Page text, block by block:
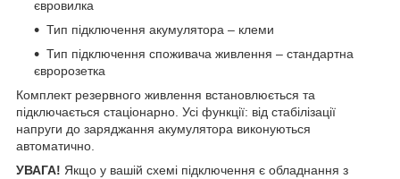
євровилка
Тип підключення акумулятора – клеми
Тип підключення споживача живлення – стандартна
євророзетка
Комплект резервного живлення встановлюється та
підключається стаціонарно. Усі функції: від стабілізації
напруги до заряджання акумулятора виконуються
автоматично.
УВАГА! Якщо у вашій схемі підключення є обладнання з